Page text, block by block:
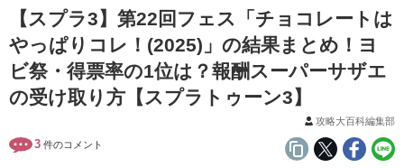
【スプラ3】第22回フェス「チョコレートは
やっぱりコレ！(2025)」の結果まとめ！ヨ
ビ祭・得票率の1位は？報酬スーパーサザエ
の受け取り方【スプラトゥーン3】
攻略大百科編集部
3 件のコメント